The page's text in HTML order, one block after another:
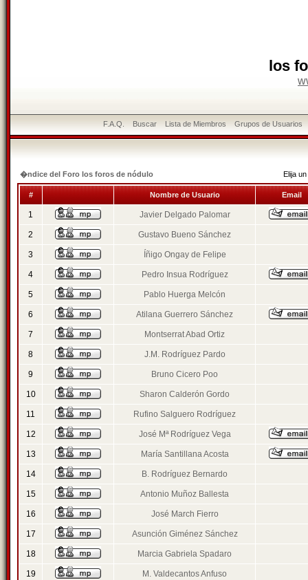
los
F.A.Q. Buscar Lista de Miembros Grupos de Usuarios
�ndice del Foro los foros de nódulo Elija
# Nombre de Usuario Email
1 Javier Delgado Palomar
2 Gustavo Bueno Sánchez
3 Íñigo Ongay de Felipe
4 Pedro Insua Rodríguez
5 Pablo Huerga Melcón
6 Atilana Guerrero Sánchez
7 Montserrat Abad Ortiz
8 J.M. Rodríguez Pardo
9 Bruno Cicero Poo
10 Sharon Calderón Gordo
11 Rufino Salguero Rodríguez
12 José Mª Rodríguez Vega
13 María Santillana Acosta
14 B. Rodríguez Bernardo
15 Antonio Muñoz Ballesta
16 José March Fierro
17 Asunción Giménez Sánchez
18 Marcia Gabriela Spadaro
19 M. Valdecantos Anfuso